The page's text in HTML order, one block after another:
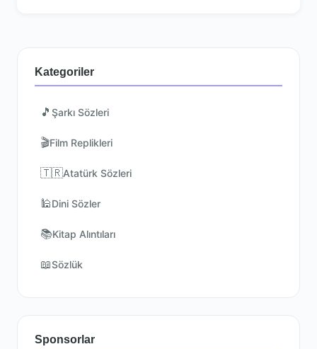
Kategoriler
🎵 Şarkı Sözleri
🎬Film Replikleri
🇹🇷Atatürk Sözleri
🕌Dini Sözler
📚Kitap Alıntıları
📖Sözlük
Sponsorlar